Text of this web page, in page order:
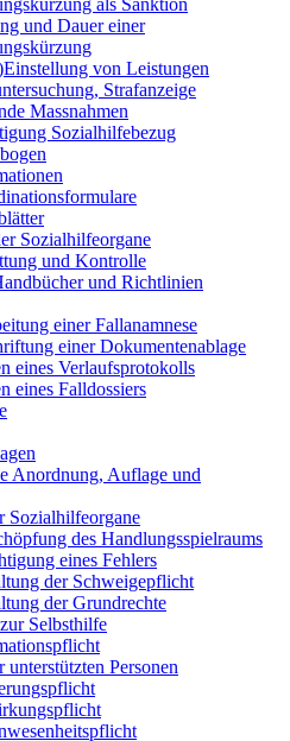
und Dauer einer
von Leistungen
Strafanzeige
Massnahmen
Sozialhilfebezug
Sozialhilfeorgane
und Kontrolle
und Richtlinien
einer Fallanamnese
einer Dokumentenablage
eines Verlaufsprotokolls
eines Falldossiers
Anordnung, Auflage und
Sozialhilfeorgane
des Handlungsspielraums
eines Fehlers
der Schweigepflicht
der Grundrechte
Selbsthilfe
unterstützten Personen